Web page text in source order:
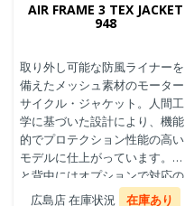
AIR FRAME 3 TEX JACKET
948
取り外し可能な防風ライナーを
備えたメッシュ素材のモーター
サイクル・ジャケット。人間工
学に基づいた設計により、機能
的でプロテクション性能の高い
モデルに仕上がっています。胸
と背中にはオプションで対応の
プロテクターを装着することが
広島店 在庫状況 在庫あり